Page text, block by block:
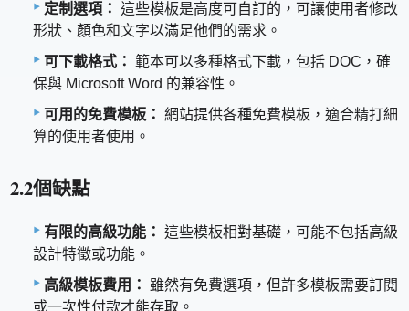
定制選項： 這些模板是高度可自訂的，可讓使用者修改
形狀、顏色和文字以滿足他們的需求。
可下載格式：
範本可以多種格式下載，包括 DOC，確
保與 Microsoft Word 的兼容性。
可用的免費模板： 網站提供各種免費模板，適合精打細
算的使用者使用。
2.2個缺點
有限的高級功能： 這些模板相對基礎，可能不包括高級
設計特徵或功能。
高級模板費用：
雖然有免費選項，但許多模板需要訂閱
或一次性付款才能存取。